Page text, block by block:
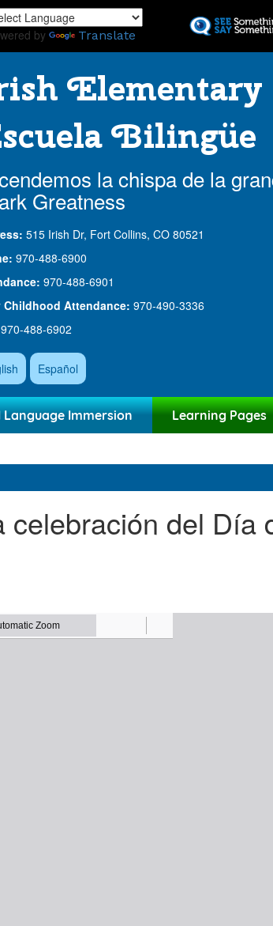
to
by Translate
Elementary
Bilingüe
la chispa de la
Greatness
515 Irish Dr, Fort Collins, CO 80521
970-488-6900
970-488-6901
Childhood Attendance: 970-490-3336
970-488-6902
Español
Language Immersion Learning Pages
celebración del Día